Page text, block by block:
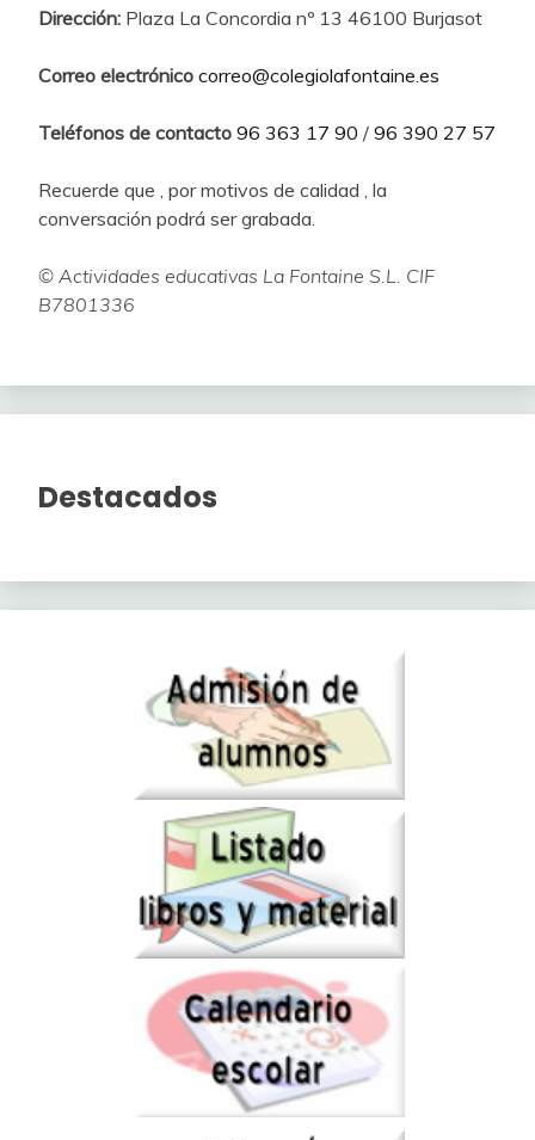
Dirección: Plaza La Concordia nº 13 46100 Burjasot
Correo electrónico correo@colegiolafontaine.es
Teléfonos de contacto 96 363 17 90 / 96 390 27 57
Recuerde que , por motivos de calidad , la
conversación podrá ser grabada.
© Actividades educativas La Fontaine S.L. CIF
B7801336
Destacados